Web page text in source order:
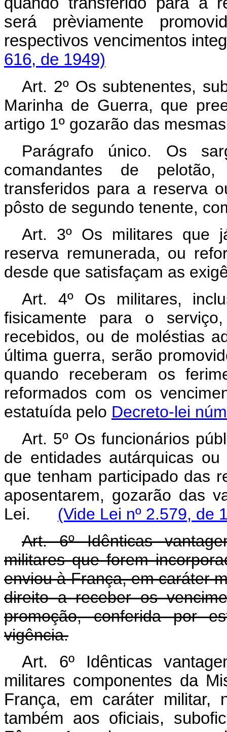
será prèviamente
respectivos vencimentos
616, de 1949)
Art. 2º Os subtenentes,
Marinha de Guerra, que
artigo 1º gozarão das
Parágrafo único. Os
comandantes de
transferidos para a reserva
pôsto de segundo tenente,
Art. 3º Os militares que
reserva remunerada, ou
desde que satisfaçam as
Art. 4º Os militares,
fisicamente para o
recebidos, ou de moléstias
última guerra, serão
quando receberam os
reformados com os
estatuída pelo Decreto-lei
Art. 5º Os funcionários
de entidades autárquicas
que tenham participado das
aposentarem, gozarão das
Lei. (Vide Lei nº 2.579, de
Art. 6º Idênticas
militares que forem
enviou à França, em caráter
direito a receber os
promoção, conferida por
vigência.
Art. 6º Idênticas
militares componentes da
França, em caráter
também aos oficiais,